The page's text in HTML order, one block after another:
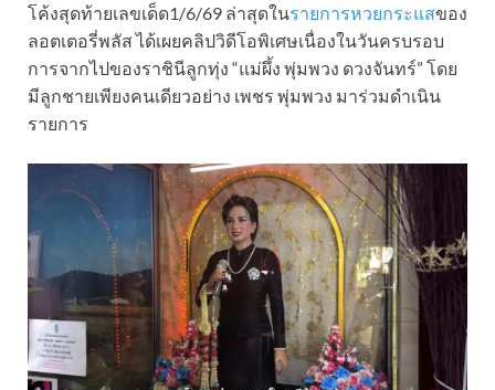
โค้งสุดท้ายเลขเด็ด1/6/69 ล่าสุดในรายการหวยกระแสของ
ลอตเตอรี่พลัส ได้เผยคลิปวิดีโอพิเศษเนื่องในวันครบรอบ
การจากไปของราชินีลูกทุ่ง “แม่ผึ้ง พุ่มพวง ดวงจันทร์” โดย
มีลูกชายเพียงคนเดียวอย่าง เพชร พุ่มพวง มาร่วมดำเนิน
รายการ